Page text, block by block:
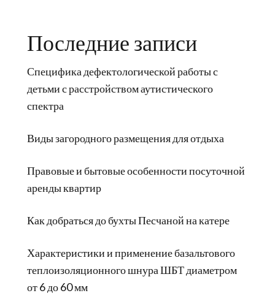
Последние записи
Специфика дефектологической работы с
детьми с расстройством аутистического
спектра
Виды загородного размещения для отдыха
Правовые и бытовые особенности посуточной
аренды квартир
Как добраться до бухты Песчаной на катере
Характеристики и применение базальтового
теплоизоляционного шнура ШБТ диаметром
от 6 до 60 мм